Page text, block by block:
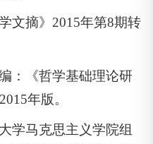
摘》2015年第8期转
：《哲学基础理论研
年版。
马克思主义学院组